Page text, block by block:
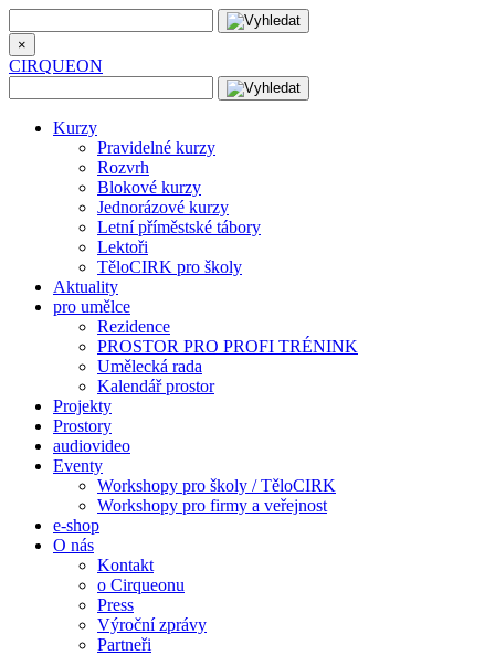
×
CIRQUEON
Kurzy
Pravidelné kurzy
Rozvrh
Blokové kurzy
Jednorázové kurzy
Letní příměstské tábory
Lektoři
TěloCIRK pro školy
Aktuality
pro umělce
Rezidence
PROSTOR PRO PROFI TRÉNINK
Umělecká rada
Kalendář prostor
Projekty
Prostory
audiovideo
Eventy
Workshopy pro školy / TěloCIRK
Workshopy pro firmy a veřejnost
e-shop
O nás
Kontakt
o Cirqueonu
Press
Výroční zprávy
Partneři